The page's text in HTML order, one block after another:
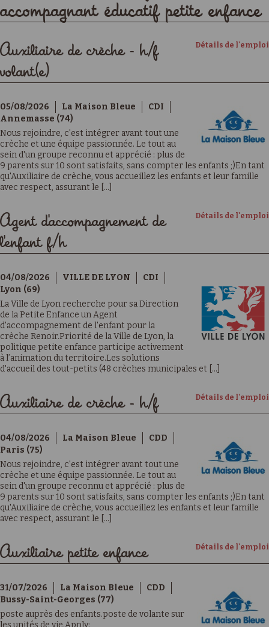
accompagnant éducatif petite enfance
Détails de l'emploi
Auxiliaire de crèche - h/f
volant(e)
05/08/2026 La Maison Bleue
CDI
Annemasse (74)
Nous rejoindre, c'est intégrer avant tout une
crèche et une équipe passionnée. Le tout au
sein d'un groupe reconnu et apprécié : plus de
9 parents sur 10 sont satisfaits, sans compter les enfants ;)En tant
qu'Auxiliaire de crèche, vous accueillez les enfants et leur famille
avec respect, assurant le [...]
Détails de l'emploi
Agent d'accompagnement de
l'enfant f/h
04/08/2026 VILLE DE LYON
CDI
Lyon (69)
La Ville de Lyon recherche pour sa Direction
de la Petite Enfance un Agent
d'accompagnement de l'enfant pour la
crèche Renoir.Priorité de la Ville de Lyon, la
politique petite enfance participe activement
à l’animation du territoire.Les solutions
d'accueil des tout-petits (48 crèches municipales et [...]
Détails de l'emploi
Auxiliaire de crèche - h/f
04/08/2026 La Maison Bleue
CDD
Paris (75)
Nous rejoindre, c'est intégrer avant tout une
crèche et une équipe passionnée. Le tout au
sein d'un groupe reconnu et apprécié : plus de
9 parents sur 10 sont satisfaits, sans compter les enfants ;)En tant
qu'Auxiliaire de crèche, vous accueillez les enfants et leur famille
avec respect, assurant le [...]
Détails de l'emploi
Auxiliaire petite enfance
31/07/2026 La Maison Bleue
CDD
Bussy-Saint-Georges (77)
poste auprès des enfants.poste de volante sur
les unités de vie.Apply: